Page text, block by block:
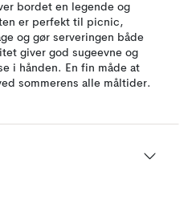
bordet en legende og
er perfekt til picnic,
og gør serveringen både
giver god sugeevne og
i hånden. En fin måde at
sommerens alle måltider.